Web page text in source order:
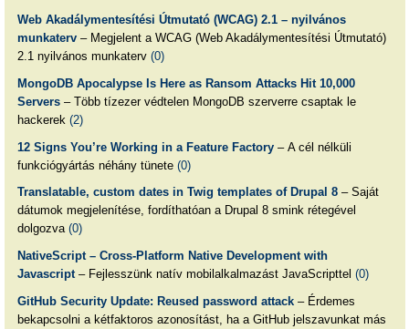
Web Akadálymentesítési Útmutató (WCAG) 2.1 – nyilvános
munkaterv– Megjelent a WCAG (Web Akadálymentesítési Útmutató)
2.1 nyilvános munkaterv (0)
MongoDB Apocalypse Is Here as Ransom Attacks Hit 10,000
Servers– Több tízezer védtelen MongoDB szerverre csaptak le
hackerek (2)
12 Signs You’re Working in a Feature Factory– A cél nélküli
funkciógyártás néhány tünete (0)
Translatable, custom dates in Twig templates of Drupal 8– Saját
dátumok megjelenítése, fordíthatóan a Drupal 8 smink rétegével
dolgozva (0)
NativeScript – Cross-Platform Native Development with
Javascript– Fejlesszünk natív mobilalkalmazást JavaScripttel (0)
GitHub Security Update: Reused password attack– Érdemes
bekapcsolni a kétfaktoros azonosítást, ha a GitHub jelszavunkat más